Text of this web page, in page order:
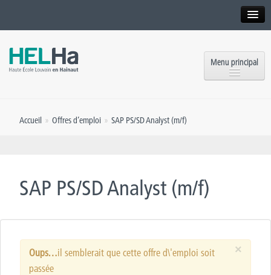
Formation continue et Recherche
Presse
Menu principal
OEH
Rencontrez-nous
Inscriptions
Accueil » Offres d’emploi » SAP PS/SD Analyst (m/f)
SAP PS/SD Analyst (m/f)
×
Oups…il semblerait que cette offre d\'emploi soit
passée